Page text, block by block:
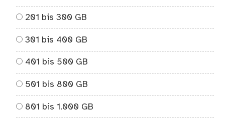
201 bis 300 GB
301 bis 400 GB
401 bis 500 GB
501 bis 800 GB
801 bis 1.000 GB